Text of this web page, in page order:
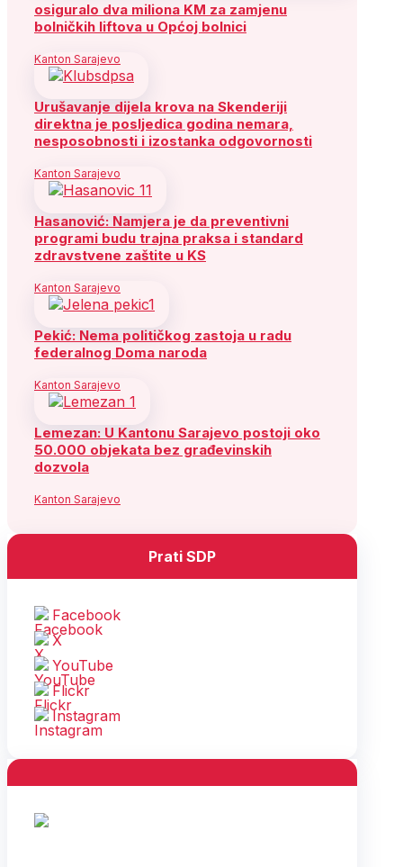
osiguralo dva miliona KM za zamjenu
bolničkih liftova u Općoj bolnici
Kanton Sarajevo
Urušavanje dijela krova na Skenderiji
direktna je posljedica godina nemara,
nesposobnosti i izostanka odgovornosti
Kanton Sarajevo
Hasanović: Namjera je da preventivni
programi budu trajna praksa i standard
zdravstvene zaštite u KS
Kanton Sarajevo
Pekić: Nema političkog zastoja u radu
federalnog Doma naroda
Kanton Sarajevo
Lemezan: U Kantonu Sarajevo postoji oko
50.000 objekata bez građevinskih
dozvola
Kanton Sarajevo
Prati SDP
Facebook
X
YouTube
Flickr
Instagram